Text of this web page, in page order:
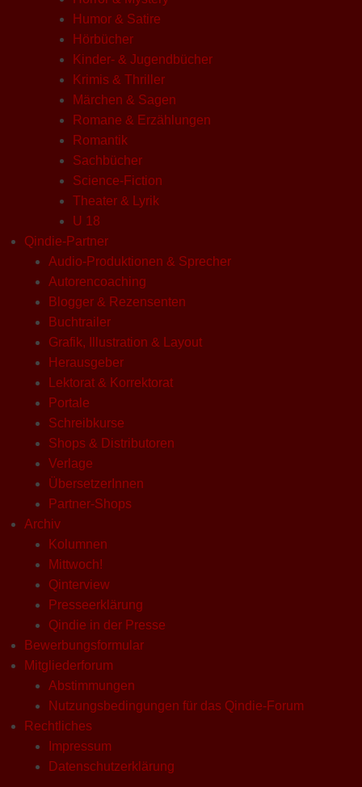
Humor & Satire
Hörbücher
Kinder- & Jugendbücher
Krimis & Thriller
Märchen & Sagen
Romane & Erzählungen
Romantik
Sachbücher
Science-Fiction
Theater & Lyrik
U 18
Qindie-Partner
Audio-Produktionen & Sprecher
Autorencoaching
Blogger & Rezensenten
Buchtrailer
Grafik, Illustration & Layout
Herausgeber
Lektorat & Korrektorat
Portale
Schreibkurse
Shops & Distributoren
Verlage
ÜbersetzerInnen
Partner-Shops
Archiv
Kolumnen
Mittwoch!
Qinterview
Presseerklärung
Qindie in der Presse
Bewerbungsformular
Mitgliederforum
Abstimmungen
Nutzungsbedingungen für das Qindie-Forum
Rechtliches
Impressum
Datenschutzerklärung